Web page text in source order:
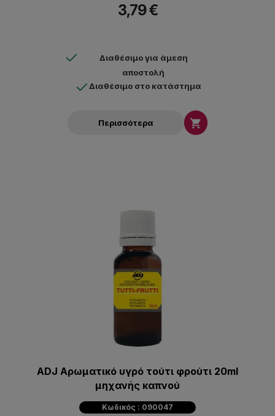
3,79 €
Διαθέσιμο για άμεση
αποστολή
Διαθέσιμο στο κατάστημα
Περισσότερα 
ADJ Αρωματικό υγρό τούτι φρούτι 20ml
μηχανής καπνού
Κωδικός : 090047